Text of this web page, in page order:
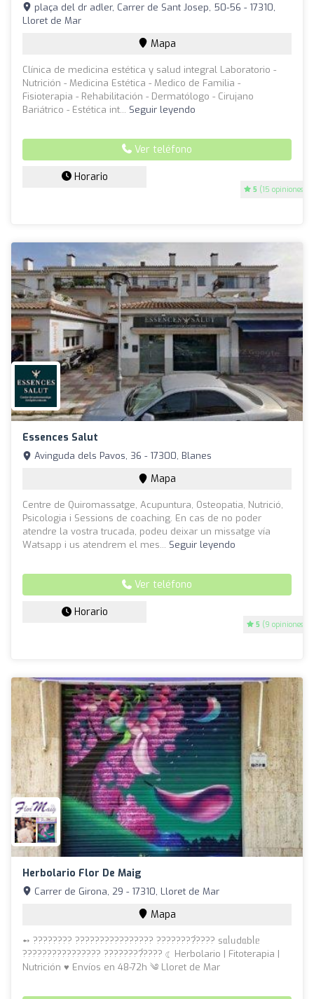
5 (15 opiniones)
plaça del dr adler, Carrer de Sant Josep, 50-56 - 17310,
Lloret de Mar
Mapa
Clínica de medicina estética y salud integral Laboratorio -
Nutrición - Medicina Estética - Medico de Familia -
Fisioterapia - Rehabilitación - Dermatólogo - Cirujano
Bariátrico - Estética int... Seguir leyendo
Ver teléfono
Horario
Essences Salut
5 (9 opiniones)
Avinguda dels Pavos, 36 - 17300, Blanes
Mapa
Centre de Quiromassatge, Acupuntura, Osteopatia, Nutrició,
Psicologia i Sessions de coaching. En cas de no poder
atendre la vostra trucada, podeu deixar un missatge vía
Watsapp i us atendrem el mes... Seguir leyendo
Ver teléfono
Horario
Herbolario Flor De Maig
Carrer de Girona, 29 - 17310, Lloret de Mar
Mapa
➻ ???????? ???????????????? ????????́???? sᥲᥣᥙdᥲbᥣᥱ
???????????????? ????????́???? ☾ Herbolario | Fitoterapia |
Nutrición ♥ Envíos en 48-72h ༄ Lloret de Mar